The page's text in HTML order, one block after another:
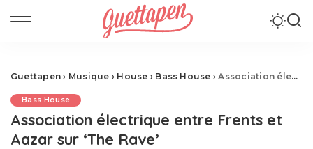
Guettapen › Musique › House › Bass House ›Association électrique entre Frents et Aazar sur ‘The Rave’
Bass House
Association électrique entre Frents et
Aazar sur ‘The Rave’